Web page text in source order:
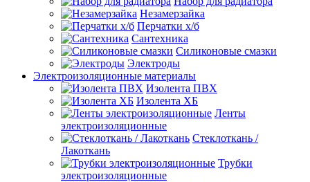
Незамерзайка
Перчатки х/б
Сантехника
Силиконовые смазки
Электроды
Электроизоляционные материалы
Изолента ПВХ
Изолента ХБ
Ленты
электроизоляционные
Стеклоткань /
Лакоткань
Трубки
электроизоляционные